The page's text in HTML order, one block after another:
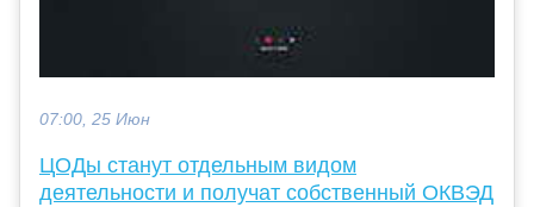
07:00, 25 Июн
ЦОДы станут отдельным видом
деятельности и получат собственный ОКВЭД